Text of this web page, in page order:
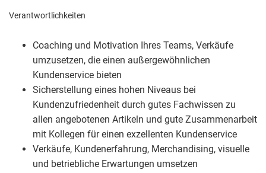
Verantwortlichkeiten
Coaching und Motivation Ihres Teams, Verkäufe
umzusetzen, die einen außergewöhnlichen
Kundenservice bieten
Sicherstellung eines hohen Niveaus bei
Kundenzufriedenheit durch gutes Fachwissen zu
allen angebotenen Artikeln und gute Zusammenarbeit
mit Kollegen für einen exzellenten Kundenservice
Verkäufe, Kundenerfahrung, Merchandising, visuelle
und betriebliche Erwartungen umsetzen